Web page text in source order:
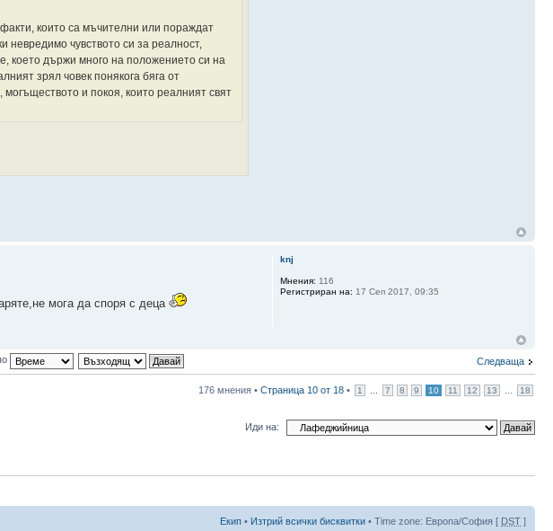
които са мъчителни или пораждат
невредимо чувството си за реалност,
което държи много на положението си на
зрял човек понякога бяга от
и покоя, които реалният свят
мога да споря с деца
knj
Мнения: 116
Регистриран на: 17 Сеп 2017, 09:35
Следваща
176 мнения • Страница 10 от 18 • 1 7 8 9 10 11 12 13 18
Иди на:
Екип • Изтрий всички бисквитки • Time zone: Европа/София [ DST ]